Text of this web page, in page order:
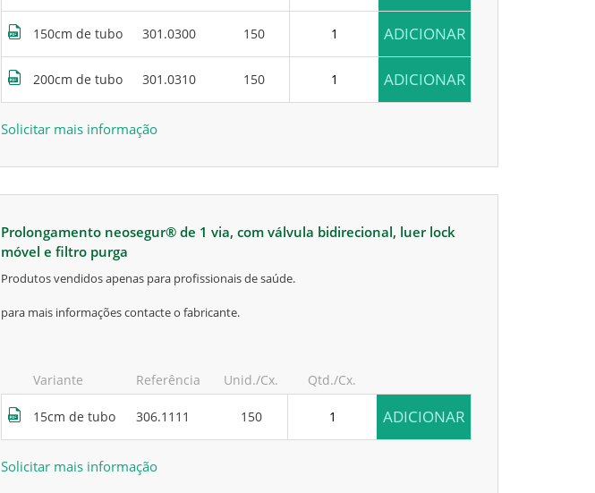
150cm de tubo 301.0300 150 ADICIONAR
200cm de tubo 301.0310 150 ADICIONAR
Solicitar mais informação
prolongamento neosegur® de 1 via, com válvula bidirecional, luer lock
móvel e filtro purga
produtos vendidos apenas para profissionais de saúde.
para mais informações contacte o fabricante.
Variante Referência Unid./Cx. Qtd./Cx.
15cm de tubo 306.1111 150 ADICIONAR
Solicitar mais informação